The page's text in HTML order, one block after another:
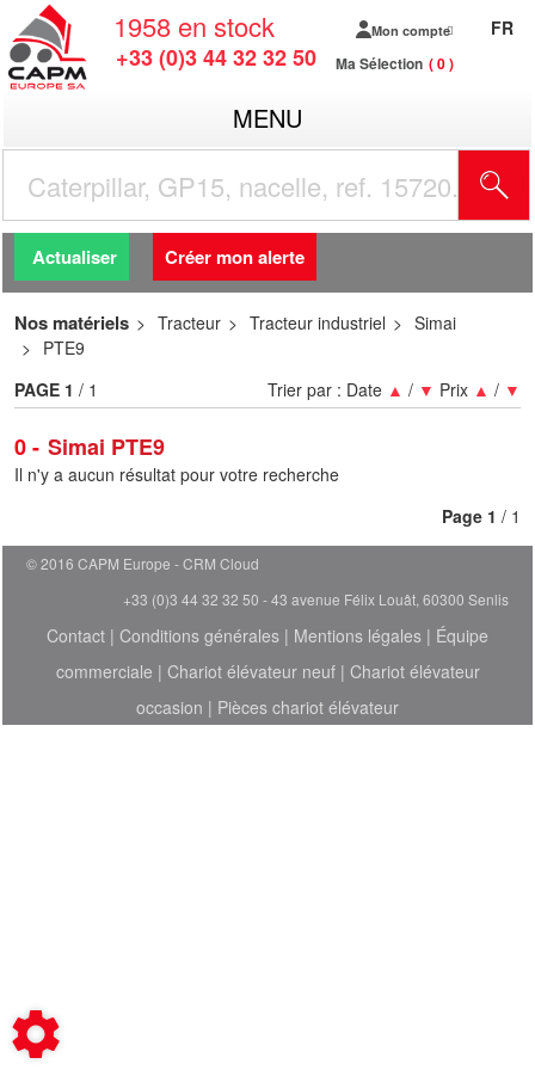
1958 en stock
+33 (0)3 44 32 32 50
Mon compte
Ma Sélection 0
FR
MENU
Actualiser Créer mon alerte
Nos matériels Tracteur Tracteur industriel
Simai
PTE9
0 Simai PTE9
Trier par : Date ▲ / ▼ Prix ▲ / ▼
PAGE 1 / 1
Il n'y a aucun résultat pour votre recherche
Page 1 / 1
© 2016 CAPM Europe
CRM Cloud
+33 (0)3 44 32 32 50 - 43 avenue Félix Louât, 60300 Senlis
Contact | Conditions générales | Mentions légales | Équipe
commerciale | Chariot élévateur neuf| Chariot élévateur
occasion | Pièces chariot élévateur